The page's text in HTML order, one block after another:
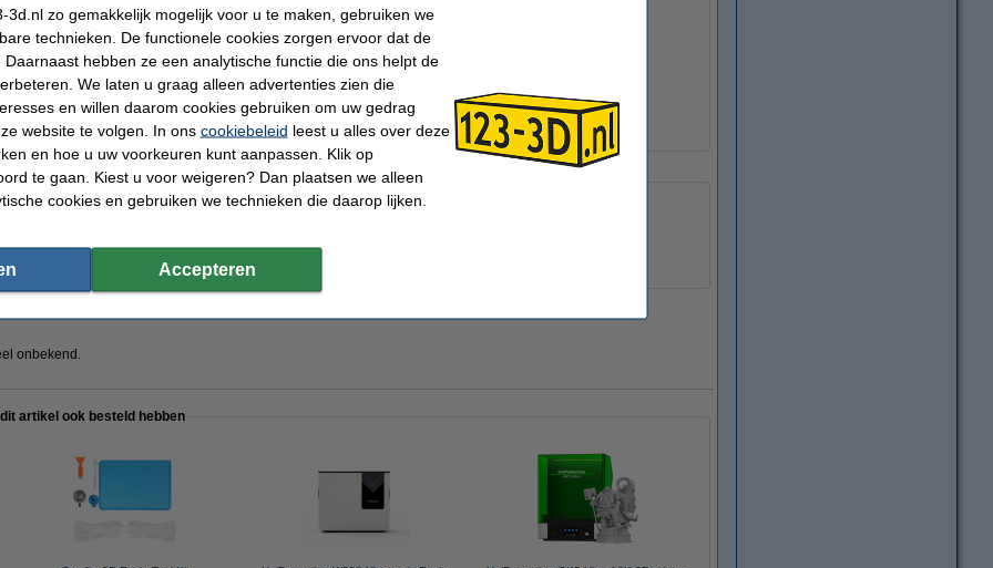
Station:
Voltage:
Handleiding EN:
onbekend.
artikel ook besteld hebben
3d.nl zo gemakkelijk mogelijk voor u te maken, gebruiken we
technieken. De functionele cookies zorgen ervoor dat de
hebben ze een analytische functie die ons helpt de
We laten u graag alleen advertenties zien die
en willen daarom cookies gebruiken om uw gedrag
website te volgen. In ons cookiebeleid leest u alles over deze
en hoe u uw voorkeuren kunt aanpassen. Klik op
te gaan. Kiest u voor weigeren? Dan plaatsen we alleen
cookies en gebruiken we technieken die daarop lijken.
Accepteren